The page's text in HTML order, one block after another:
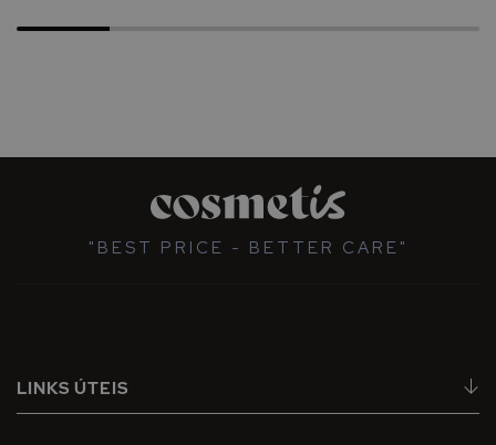
"BEST PRICE - BETTER CARE"
LINKS ÚTEIS